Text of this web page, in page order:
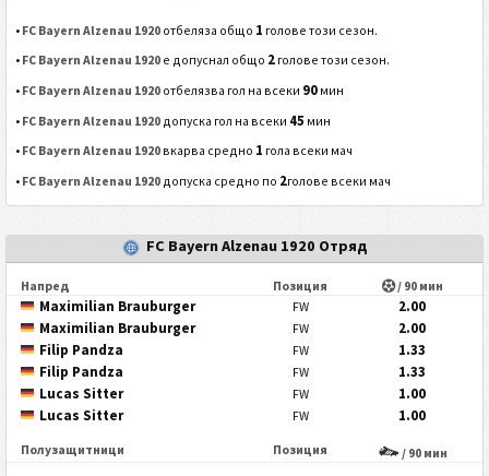
• FC Bayern Alzenau 1920отбеляза общо 1 голове този сезон.
• FC Bayern Alzenau 1920е допуснал общо 2голове този сезон.
• FC Bayern Alzenau 1920отбелязва гол на всеки 90мин
• FC Bayern Alzenau 1920допуска гол на всеки 45 мин
• FC Bayern Alzenau 1920вкарва средно 1 гола всеки мач
• FC Bayern Alzenau 1920допуска средно по 2голове всеки мач
FC Bayern Alzenau 1920 Отряд
Напред Позиция / 90 мин
Maximilian Brauburger FW
2.00
Maximilian Brauburger
FW
2.00
Filip Pandza
FW
1.33
Filip Pandza
FW
1.33
Lucas Sitter
FW
1.00
Lucas Sitter
FW 1.00
Полузащитници Позиция
/ 90 мин